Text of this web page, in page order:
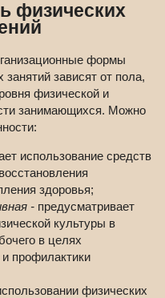
физических
формы
зависят от пола,
физической и
занимающихся. Можно
использование средств
здоровья;
- предусматривает
культуры в
в целях
и профилактики
физических